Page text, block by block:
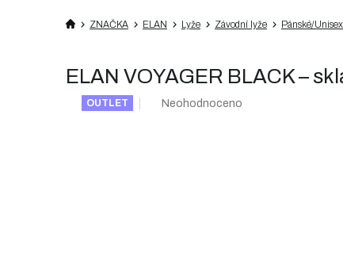
ZNAČKA ELAN Lyže Závodní lyže Pánské/Unisex
ELAN VOYAGER BLACK –
OUTLET
Průměrné
Neohodnoceno